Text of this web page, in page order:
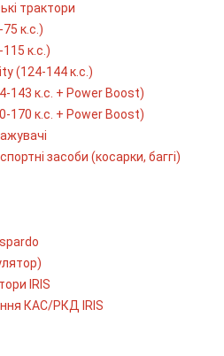
трактори
к.с.)
к.с.)
(124-144 к.с.)
143 к.с. + Power Boost)
170 к.с. + Power Boost)
засоби (косарки, баггі)
IRIS
КАС/РКД IRIS